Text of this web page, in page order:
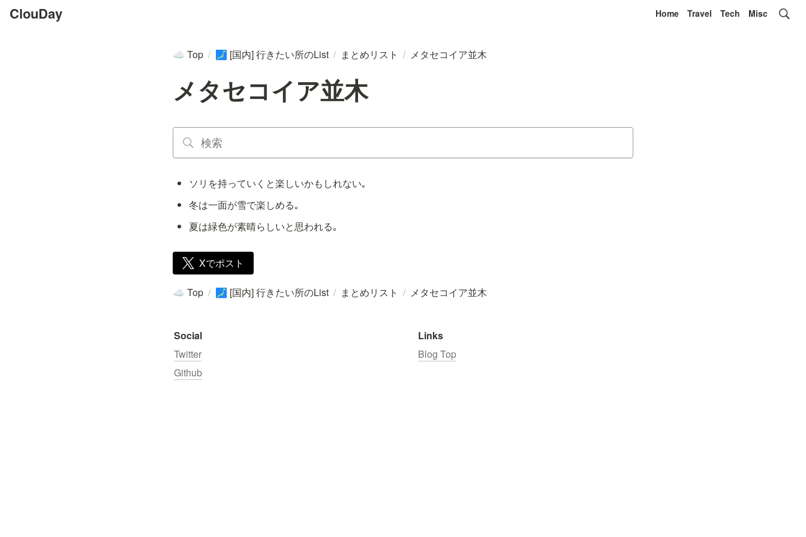
ClouDay Home Travel Tech Misc
☁️ Top / 🗾 [国内] 行きたい所のList / まとめリスト / メタセコイア並木
メタセコイア並木
ソリを持っていくと楽しいかもしれない｡
冬は一面が雪で楽しめる｡
夏は緑色が素晴らしいと思われる｡
Xでポスト
☁️ Top / 🗾 [国内] 行きたい所のList / まとめリスト / メタセコイア並木
Social
Twitter
Github
Links
Blog Top